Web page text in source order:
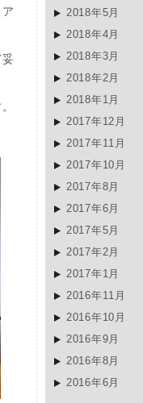
2018年5月
2018年4月
2018年3月
2018年2月
2018年1月
2017年12月
2017年11月
2017年10月
2017年8月
2017年6月
2017年5月
2017年2月
2017年1月
2016年11月
2016年10月
2016年9月
2016年8月
2016年6月